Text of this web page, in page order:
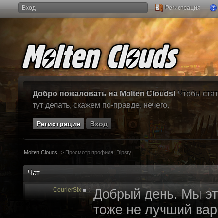
Вход Регистрация
Добро пожаловать на Molten Clouds! Чтобы
тут делать, скажем по-правде, нечего.
Регистрация Вход
Molten Clouds > Просмотр профиля: Dipsty
Чат
CourierSix : Добрый день. Мы
тоже не лучший